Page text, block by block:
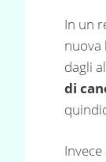
In un
nuova
dagli
di
Invece